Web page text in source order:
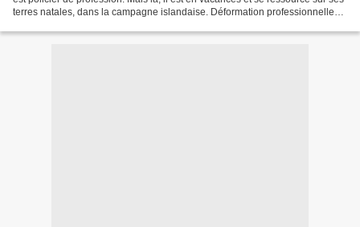
terres natales, dans la campagne islandaise. Déformation professionnelle